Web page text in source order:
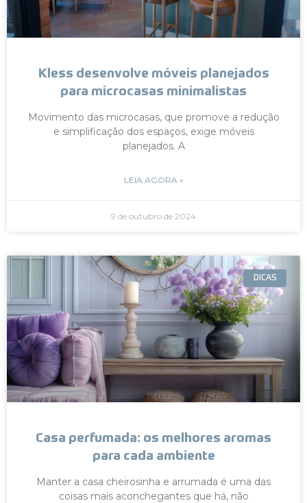
Kless desenvolve móveis planejados
para microcasas minimalistas
Movimento das microcasas, que promove a redução
e simplificação dos espaços, exige móveis
planejados. A
LEIA AGORA »
9 de outubro de 2024
DICAS
Casa perfumada: os melhores aromas
para cada ambiente
Manter a casa cheirosinha e arrumada é uma das
coisas mais aconchegantes que há, não